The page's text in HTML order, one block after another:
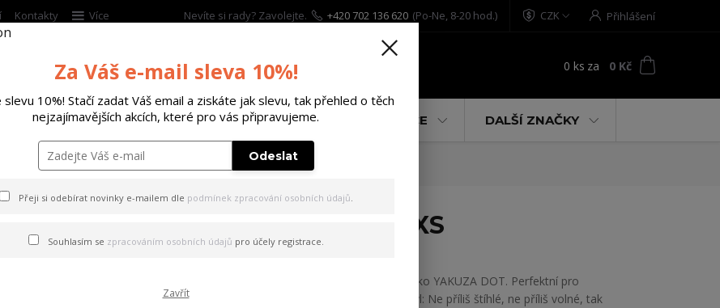
Kontakty Více CZK Přihlášení
Nevíte si rady? Zavolejte. +420 702 136 620 (Po-Ne, 8-20 hod.)
0 ks za 0 Kč
DOPLŇKY DÁRKOVÉ POUKAZY % AKCE DALŠÍ ZNAČKY
Dot Curved V Neck T-Shirt black XS
Curved V Neck T-Shirt black XS
Dámské tričko YAKUZA DOT. Perfektní pro
uvolněný styl: Ne příliš štíhlé, ne příliš volné, tak
Za Váš e-mail sleva 10%!
slevu 10%! Stačí zadat Váš email a ziskáte jak slevu, tak přehled o těch
nejzajímavějších akcích, které pro vás připravujeme.
Odeslat
Přeji si odebírat novinky e-mailem dle podmínek zpracování osobních údajů.
Souhlasím se zpracováním osobních údajů pro účely registrace.
Zavřít